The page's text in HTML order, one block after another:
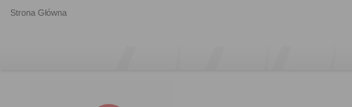
Strona Główna